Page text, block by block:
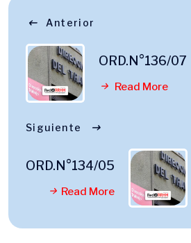
Anterior
ORD.N°136/07
Read More
Siguiente
ORD.N°134/05
Read More